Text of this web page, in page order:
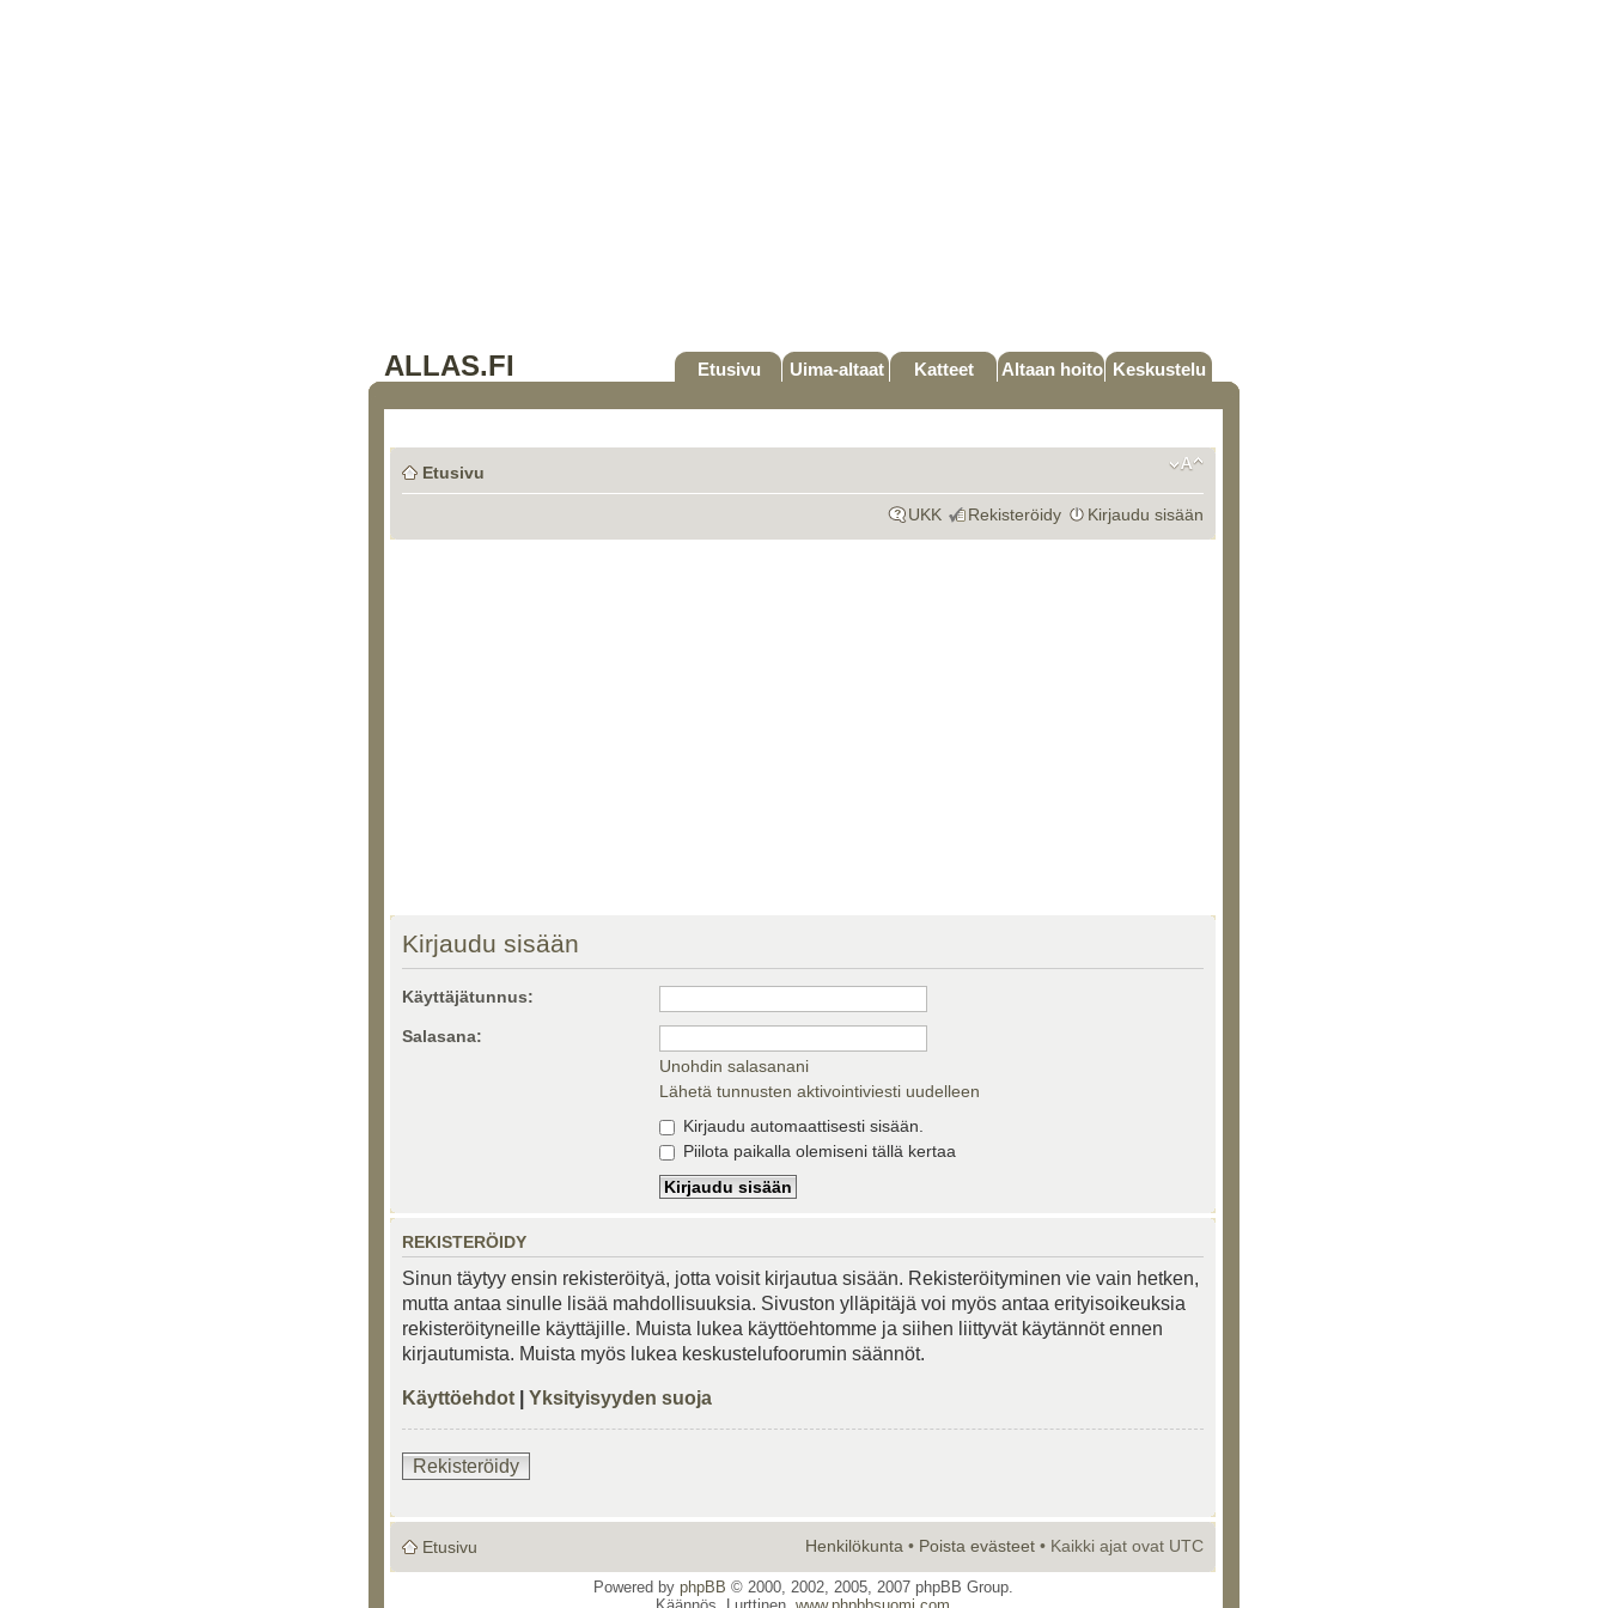
ALLAS.FI Etusivu Uima-altaat Katteet Altaan hoito Keskustelu
Etusivu
UKK Rekisteröidy Kirjaudu sisään
Kirjaudu sisään
Käyttäjätunnus:
Salasana:
Unohdin salasanani
Lähetä tunnusten aktivointiviesti uudelleen
Kirjaudu automaattisesti sisään.
Piilota paikalla olemiseni tällä kertaa
REKISTERÖIDY
Sinun täytyy ensin rekisteröityä, jotta voisit kirjautua sisään. Rekisteröityminen vie vain hetken,
mutta antaa sinulle lisää mahdollisuuksia. Sivuston ylläpitäjä voi myös antaa erityisoikeuksia
rekisteröityneille käyttäjille. Muista lukea käyttöehtomme ja siihen liittyvät käytännöt ennen
kirjautumista. Muista myös lukea keskustelufoorumin säännöt.
Käyttöehdot Yksityisyyden suoja
Rekisteröidy
Etusivu Henkilökunta • Poista evästeet • Kaikki ajat ovat UTC
Powered by phpBB © 2000, 2002, 2005, 2007 phpBB Group.